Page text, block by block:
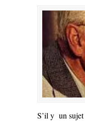
S’il y un sujet